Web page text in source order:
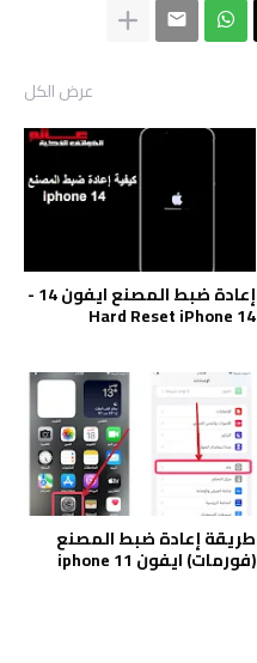
عرض الكل
إعادة ضبط المصنع ايفون 14 -
Hard Reset iPhone 14
طريقة إعادة ضبط المصنع
(فورمات) ايفون iphone 11